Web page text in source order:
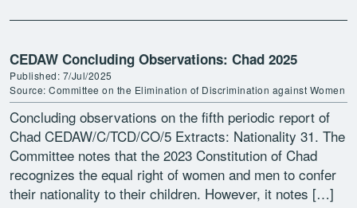
CEDAW Concluding Observations: Chad 2025
Published: 7/Jul/2025
Source: Committee on the Elimination of Discrimination against Women
Concluding observations on the fifth periodic report of
Chad CEDAW/C/TCD/CO/5 Extracts: Nationality 31. The
Committee notes that the 2023 Constitution of Chad
recognizes the equal right of women and men to confer
their nationality to their children. However, it notes […]